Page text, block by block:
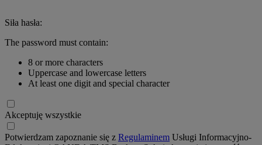
Siła hasła:
The password must contain:
8 or more characters
Uppercase and lowercase letters
At least one digit and special character
Akceptuję wszystkie
Potwierdzam zapoznanie się z Regulaminem Usługi Informacyjno-